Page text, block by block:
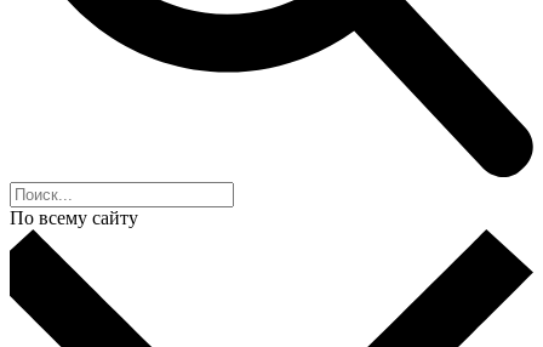
По всему сайту